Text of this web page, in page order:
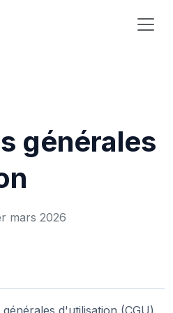
générales
mars 2026
d'utilisation (CGU)